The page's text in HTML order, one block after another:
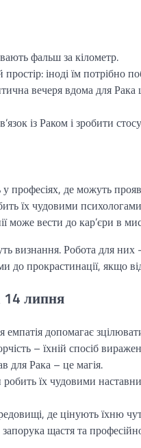
фальш за кілометр.
іноді їм потрібно
вечеря вдома для Рака
із Раком і зробити
професіях, де можуть
їх чудовими
вести до кар’єри в
визнання. Робота для них
до прокрастинації, якщо
14 липня
емпатія допомагає
– їхній спосіб
для Рака – це магія.
їх чудовими
де цінують їхню
щастя та